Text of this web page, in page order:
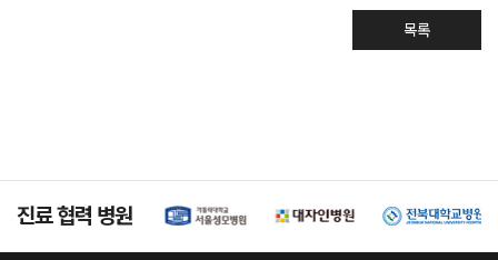
목록
진료 협력 병원